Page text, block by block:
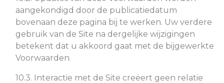
aangekondigd door de publicatiedatum
bovenaan deze pagina bij te werken. Uw verdere
gebruik van de Site na dergelijke wijzigingen
betekent dat u akkoord gaat met de bijgewerkte
Voorwaarden.
10.3. Interactie met de Site creëert geen relatie